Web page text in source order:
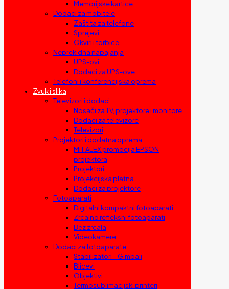
Memorijske kartice
Dodaci za mobitele
Zaštita za telefone
Sprejevi
Okviri i torbice
Neprekidna napajanja
UPS-ovi
Dodaci za UPS-ove
Telefoni i konferencijska oprema
Zvuk i slika
Televizori i dodaci
Nosači za TV, projektore i monitore
Dodaci za televizore
Televizori
Projektori i dodatna oprema
MIT ALEX promocija EPSON
projektora
Projektori
Projekcijska platna
Dodaci za projektore
Fotoaparati
Digitalni kompaktni fotoaparati
Zrcalno refleksni fotoaparati
Bez zrcala
Videokamere
Dodaci za fotoaparate
Stabilizatori – Gimbali
Blicevi
Objektivi
Termosublimacijski printeri